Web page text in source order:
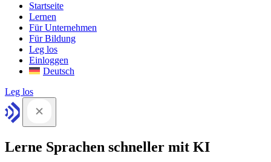
Startseite
Lernen
Für Unternehmen
Für Bildung
Leg los
Einloggen
Deutsch
Leg los
Lerne Sprachen schneller mit KI